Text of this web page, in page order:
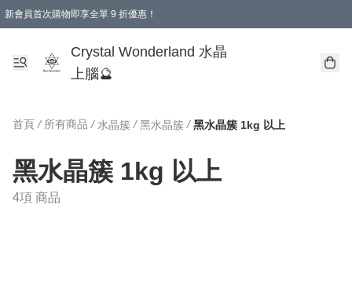
新會員首次購物即享全單 9 折優惠！
Crystal Wonderland 水晶
上腦🔮
首頁 / 所有商品 / 水晶簇 / 黑水晶簇 / 黑水晶簇 1kg 以上
黑水晶簇 1kg 以上
4項 商品